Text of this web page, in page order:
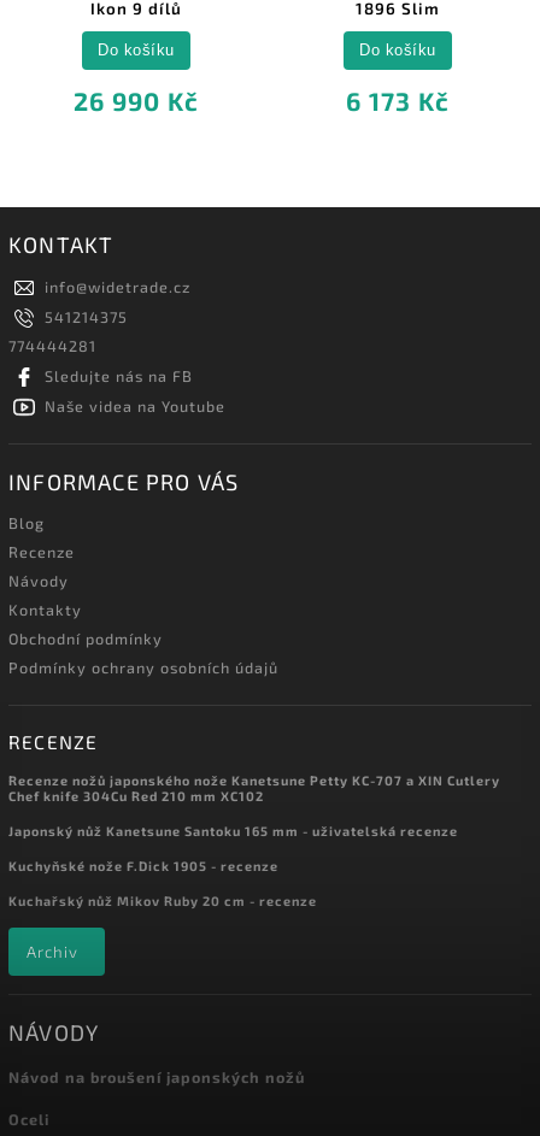
Ikon 9 dílů
26 990 Kč
Do košíku
1896 Slim
6 173 Kč
Do košíku
KONTAKT
info@widetrade.cz
541214375
774444281
Sledujte nás na FB
Naše videa na Youtube
INFORMACE PRO VÁS
Blog
Recenze
Návody
Kontakty
Obchodní podmínky
Podmínky ochrany osobních údajů
RECENZE
Recenze nožů japonského nože Kanetsune Petty KC-707 a XIN Cutlery
Chef knife 304Cu Red 210 mm XC102
Japonský nůž Kanetsune Santoku 165 mm - uživatelská recenze
Kuchyňské nože F.Dick 1905 - recenze
Kuchařský nůž Mikov Ruby 20 cm - recenze
Archiv
NÁVODY
Návod na broušení japonských nožů
Oceli